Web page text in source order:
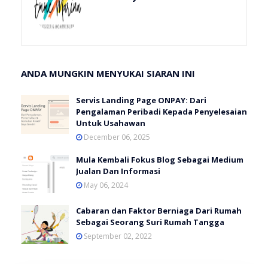
ANDA MUNGKIN MENYUKAI SIARAN INI
Servis Landing Page ONPAY: Dari
Pengalaman Peribadi Kepada Penyelesaian
Untuk Usahawan
December 06, 2025
Mula Kembali Fokus Blog Sebagai Medium
Jualan Dan Informasi
May 06, 2024
Cabaran dan Faktor Berniaga Dari Rumah
Sebagai Seorang Suri Rumah Tangga
September 02, 2022